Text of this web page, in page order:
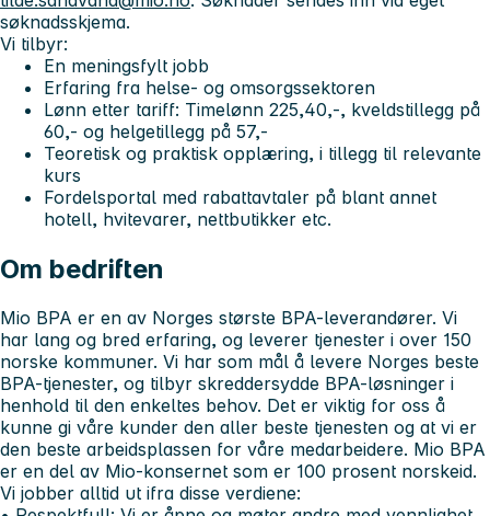
søknadsskjema.
Vi tilbyr:
En meningsfylt jobb
Erfaring fra helse- og omsorgssektoren
Lønn etter tariff: Timelønn 225,40,-, kveldstillegg på
60,- og helgetillegg på 57,-
Teoretisk og praktisk opplæring, i tillegg til relevante
kurs
Fordelsportal med rabattavtaler på blant annet
hotell, hvitevarer, nettbutikker etc.
Om bedriften
Mio BPA er en av Norges største BPA-leverandører. Vi
har lang og bred erfaring, og leverer tjenester i over 150
norske kommuner. Vi har som mål å levere Norges beste
BPA-tjenester, og tilbyr skreddersydde BPA-løsninger i
henhold til den enkeltes behov. Det er viktig for oss å
kunne gi våre kunder den aller beste tjenesten og at vi er
den beste arbeidsplassen for våre medarbeidere. Mio BPA
er en del av Mio-konsernet som er 100 prosent norskeid.
Vi jobber alltid ut ifra disse verdiene: